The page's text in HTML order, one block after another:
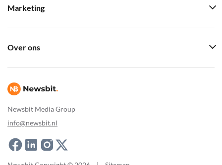
Newsbit Media Group
info@newsbit.nl
Marketing
Over ons